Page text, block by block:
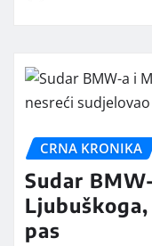
CRNA KRONIKA
Sudar
pas